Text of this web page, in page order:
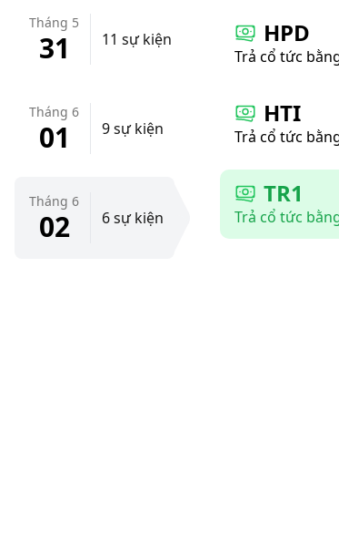
Tháng 5
31 11 sự kiện
Tháng 6
01 9 sự kiện
Tháng 6
02 6 sự kiện
HPD
Trả cổ tức
HTI
Trả cổ tức
TR1
Trả cổ tức